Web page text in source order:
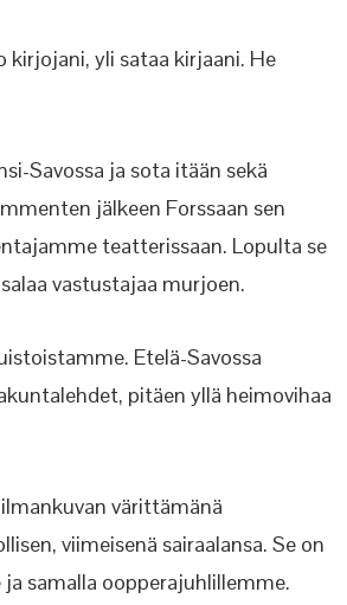
yli sataa kirjaani. He
Savossa ja sota itään sekä
jälkeen Forssaan sen
teatterissaan. Lopulta se
vastustajaa murjoen.
Etelä-Savossa
pitäen yllä heimovihaa
värittämänä
viimeisenä sairaalansa. Se on
samalla oopperajuhlillemme.